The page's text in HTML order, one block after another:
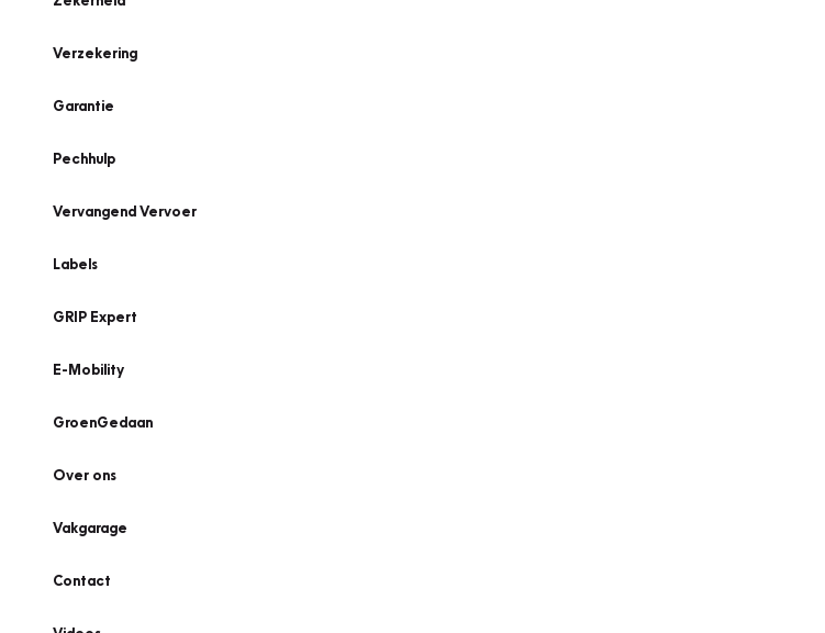
Verzekering
Garantie
Pechhulp
Vervangend Vervoer
Labels
GRIP Expert
E-Mobility
GroenGedaan
Over ons
Vakgarage
Contact